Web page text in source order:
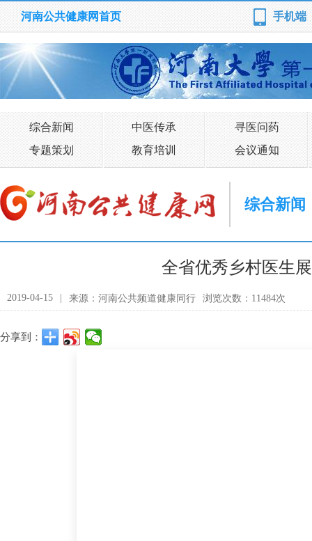
河南公共健康网首页 手机端
综合新闻 中医传承
寻医问药
专题策划
教育培训 会议通知
综合新闻
全省优秀乡村医生
2019-04-15 来源：河南公共频道健康同行 浏览次数：11484次
分享到：